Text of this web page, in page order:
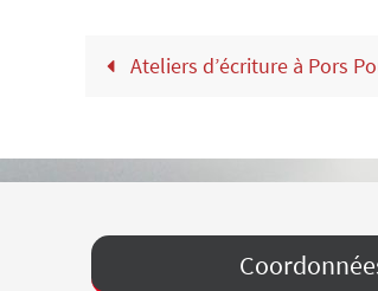
Ateliers d’écriture à Pors